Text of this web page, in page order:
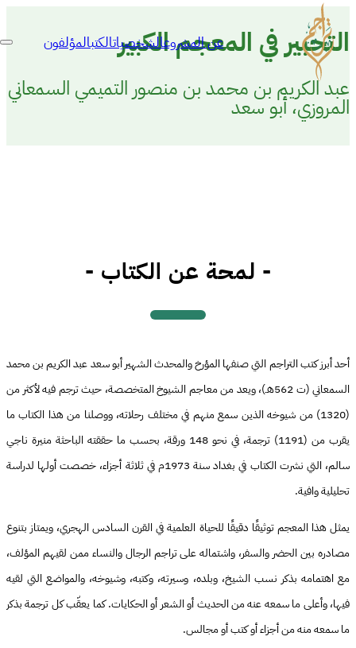
عن المشروعالشخصياتالكتبالمؤلفون التحبير في المعجم الكبير
عبد الكريم بن محمد بن منصور التميمي السمعاني
المروزي، أبو سعد
- لمحة عن الكتاب -
أحد أبرز كتب التراجم التي صنفها المؤرخ والمحدث الشهير أبو سعد عبد الكريم بن محمد
السمعاني (ت 562هـ)، ويعد من معاجم الشيوخ المتخصصة، حيث ترجم فيه لأكثر من
(1320) من شيوخه الذين سمع منهم في مختلف رحلاته، ووصلنا من هذا الكتاب ما
يقرب من (1191) ترجمة، في نحو 148 ورقة، بحسب ما حققته الباحثة منيرة ناجي
سالم، التي نشرت الكتاب في بغداد سنة 1973م في ثلاثة أجزاء، خصصت أولها لدراسة
تحليلية وافية.
يمثل هذا المعجم توثيقًا دقيقًا للحياة العلمية في القرن السادس الهجري، ويمتاز بتنوع
مصادره بين الحضر والسفر، واشتماله على تراجم الرجال والنساء ممن لقيهم المؤلف،
مع اهتمامه بذكر نسب الشيخ، وبلده، وسيرته، وكتبه، وشيوخه، والمواضع التي لقيه
فيها، وأعلى ما سمعه عنه من الحديث أو الشعر أو الحكايات. كما يعقّب كل ترجمة بذكر
ما سمعه منه من أجزاء أو كتب أو مجالس.